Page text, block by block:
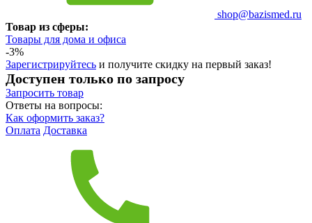
shop@bazismed.ru
Товар из сферы:
Товары для дома и офиса
-3%
Зарегистрируйтесь и получите скидку на первый заказ!
Доступен только по запросу
Запросить товар
Ответы на вопросы:
Как оформить заказ?
Оплата Доставка